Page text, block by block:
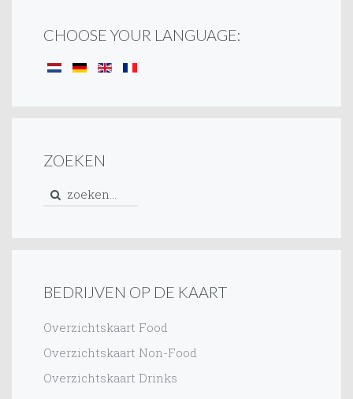
CHOOSE YOUR LANGUAGE:
ZOEKEN
BEDRIJVEN OP DE KAART
Overzichtskaart Food
Overzichtskaart Non-Food
Overzichtskaart Drinks